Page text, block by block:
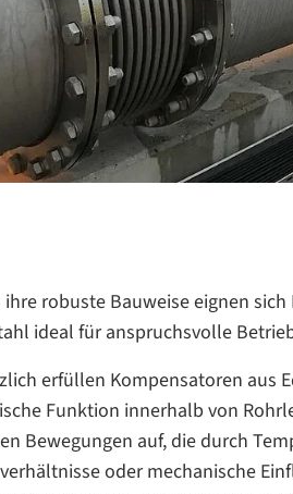
ihre robuste Bauweise eignen
ideal für anspruchsvolle
erfüllen Kompensatoren aus
Funktion innerhalb von
Bewegungen auf, die durch
oder mechanische